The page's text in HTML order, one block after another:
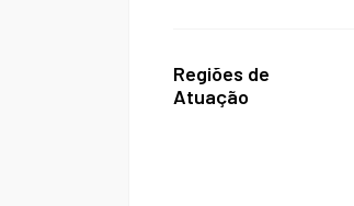
Regiões de
Atuação